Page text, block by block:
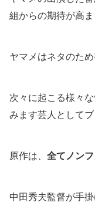
組からの期待が高ま
ヤマメはネタのた
次々に起こる様々
みます芸人として
原作は、全てノン
中田秀夫監督が手